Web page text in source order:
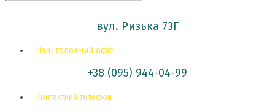
вул. Ризька 73Г
Наш головний офіс
+38 (095) 944-04-99
Контактний телефон